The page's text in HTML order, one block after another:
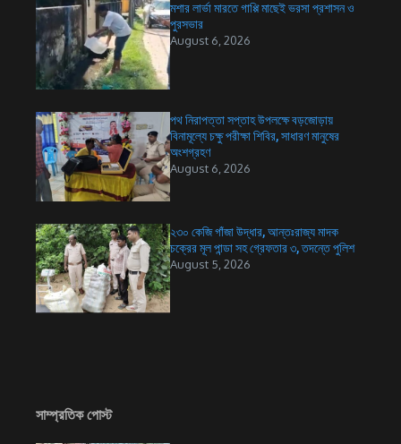
মশার লার্ভা মারতে গাপ্পি মাছেই ভরসা প্রশাসন ও
পুরসভার
August 6, 2026
পথ নিরাপত্তা সপ্তাহ উপলক্ষে বড়জোড়ায়
বিনামূল্যে চক্ষু পরীক্ষা শিবির, সাধারণ মানুষের
অংশগ্রহণ
August 6, 2026
২৩০ কেজি গাঁজা উদ্ধার, আন্তঃরাজ্য মাদক
চক্রের মূল পান্ডা সহ গ্রেফতার ৩, তদন্তে পুলিশ
August 5, 2026
সাম্প্রতিক পোস্ট